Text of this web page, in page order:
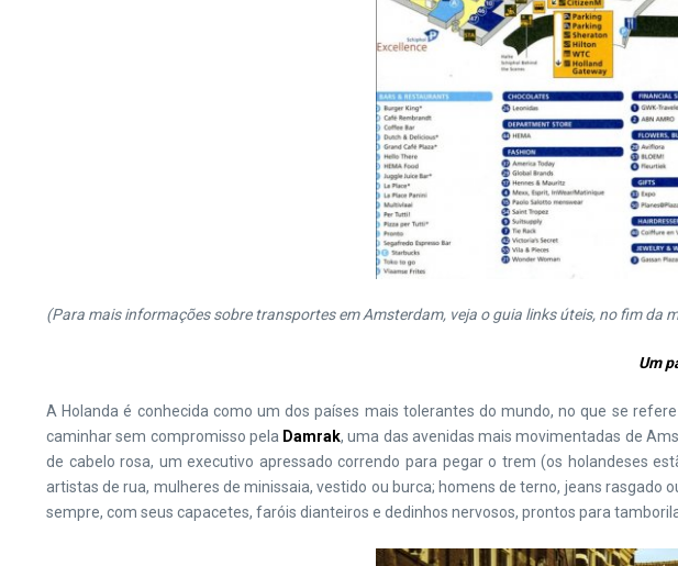
(Para mais informações sobre transportes em Amsterdam, veja o guia links úteis, no fim da
Um
A Holanda é conhecida como um dos países mais tolerantes do mundo, no que se
caminhar sem compromisso pela Damrak, uma das avenidas mais movimentadas de
de cabelo rosa, um executivo apressado correndo para pegar o trem (os holandeses
artistas de rua, mulheres de minissaia, vestido ou burca; homens de terno, jeans
sempre, com seus capacetes, faróis dianteiros e dedinhos nervosos, prontos para